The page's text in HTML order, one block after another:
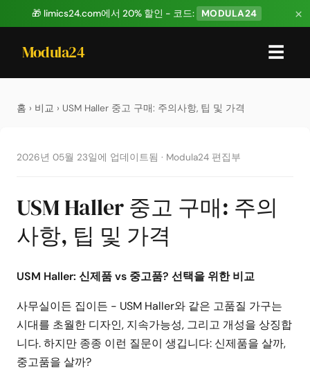
🎁 limics24.com에서 20% 할인 - 코드: MODULA24 ×
Modula24 ☰
홈 › 비교 › USM Haller 중고 구매: 주의사항, 팁 및 가격
2026년 05월 23일에 업데이트됨 · Modula24 편집부
USM Haller 중고 구매: 주의
사항, 팁 및 가격
USM Haller: 신제품 vs 중고품? 선택을 위한 비교
사무실이든 집이든 - USM Haller와 같은 고품질 가구는
시대를 초월한 디자인, 지속가능성, 그리고 개성을 상징합
니다. 하지만 종종 이런 질문이 생깁니다: 신제품을 살까,
중고품을 살까?